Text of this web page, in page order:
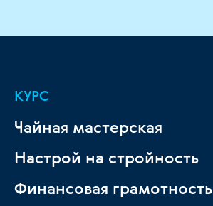
КУРС
Чайная мастерская
Настрой на стройность
Финансовая грамотность